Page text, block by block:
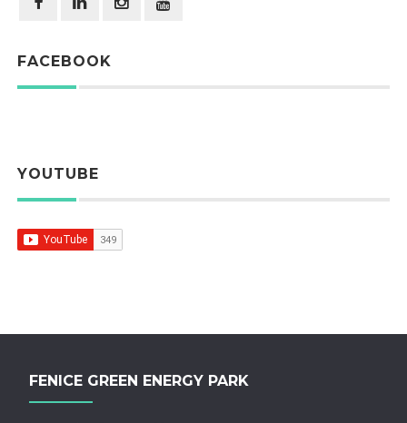
FACEBOOK
YOUTUBE
FENICE GREEN ENERGY PARK